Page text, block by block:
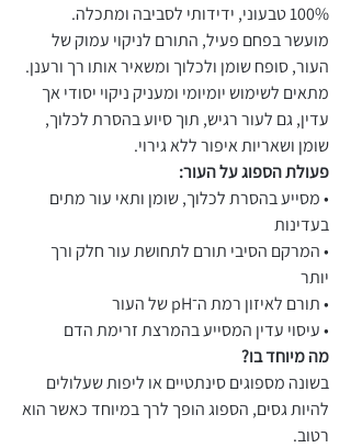
100% טבעוני, ידידותי לסביבה ומתכלה.
מועשר בפחם פעיל, התורם לניקוי עמוק של
העור, סופח שומן ולכלוך ומשאיר אותו רך ורענן.
מתאים לשימוש יומיומי ומעניק ניקוי יסודי אך
עדין, גם לעור רגיש, תוך סיוע בהסרת לכלוך,
שומן ושאריות איפור ללא גירוי.
פעולת הספוג על העור:
• מסייע בהסרת לכלוך, שומן ותאי עור מתים
בעדינות
• המרקם הסיבי תורם לתחושת עור חלק ורך
יותר
• תורם לאיזון רמת ה־pH של העור
• עיסוי עדין המסייע בהמרצת זרימת הדם
מה מיוחד בו?
בשונה מספוגים סינתטיים או ליפות שעלולים
להיות גסים, הספוג הופך לרך במיוחד כאשר הוא
רטוב.